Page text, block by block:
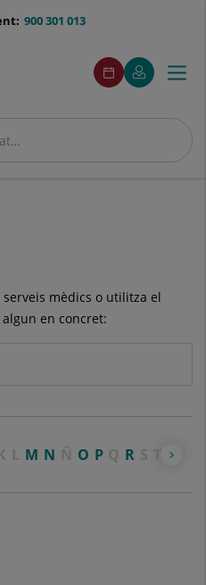
900 301 013
menú
acceso
Demaneu
cita
Aquest
enllaç
s'obrirà
finestra
El
meu
Aquest
enllaç
s'obrirà
finestra
Menú
mèdics o utilitza el
en concret:
M N O P R T U